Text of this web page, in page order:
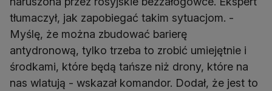
tłumaczył, jak zapobiegać takim sytuacjom. -
Myślę, że można zbudować barierę
antydronową, tylko trzeba to zrobić umiejętnie i
środkami, które będą tańsze niż drony, które na
nas wlatują - wskazał komandor. Dodał, że jest to